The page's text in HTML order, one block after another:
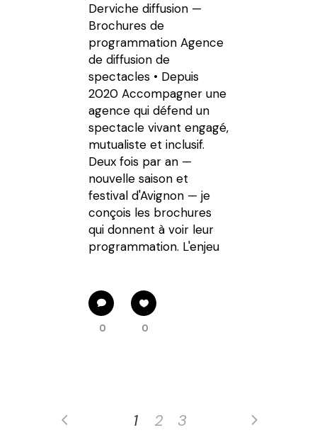
Derviche diffusion —
Brochures de
programmation Agence
de diffusion de
spectacles • Depuis
2020 Accompagner une
agence qui défend un
spectacle vivant engagé,
mutualiste et inclusif.
Deux fois par an —
nouvelle saison et
festival d'Avignon — je
conçois les brochures
qui donnent à voir leur
programmation. L'enjeu
0 0
1 2 3